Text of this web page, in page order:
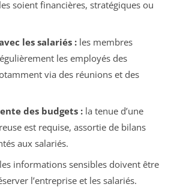
soient financières, stratégiques ou
les salariés :les membres
les employés des
via des réunions et des
des budgets :la tenue d’une
est requise, assortie de bilans
aux salariés.
informations sensibles doivent être
l’entreprise et les salariés.